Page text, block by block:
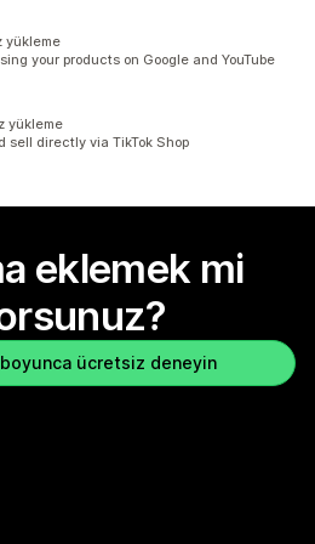
yükleme
your products on Google and YouTube
yükleme
sell directly via TikTok Shop
eklemek mi
ücretsiz deneyin